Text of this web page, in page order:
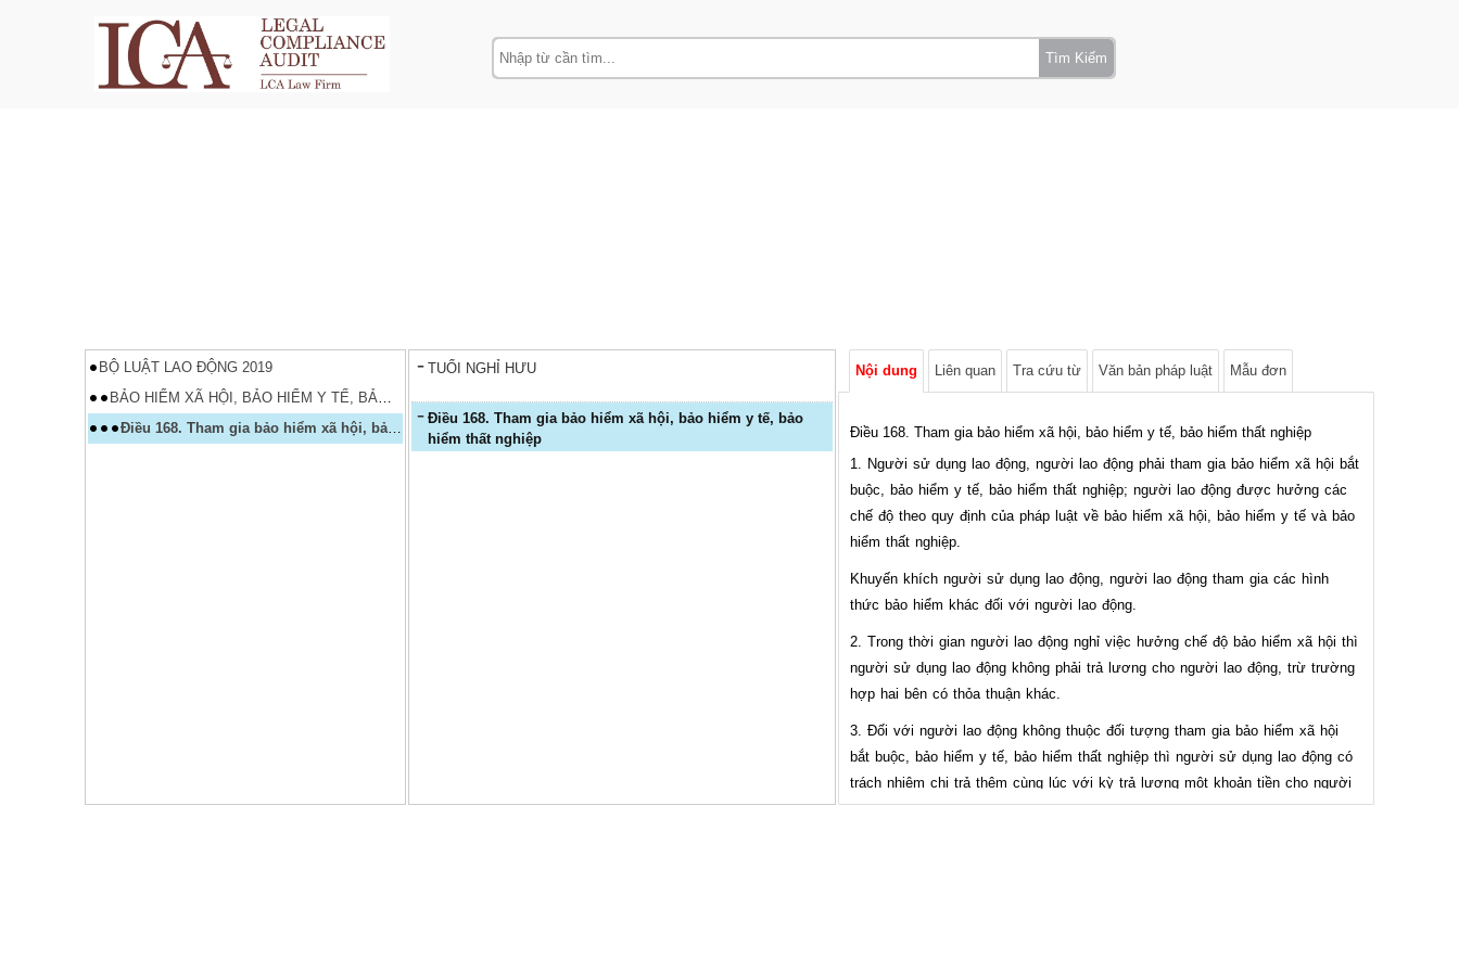
Tìm Kiếm
BỘ LUẬT LAO ĐỘNG 2019
BẢO HIỂM XÃ HỘI, BẢO HIỂM Y TẾ, BẢO HIỂM THẤT NGHIỆP
Điều 168. Tham gia bảo hiểm xã hội, bảo hiểm y tế, bảo hiểm thất nghiệp
TUỔI NGHỈ HƯU
Điều 168. Tham gia bảo hiểm xã hội, bảo hiểm y tế, bảo
hiểm thất nghiệp
Nội dung Liên quan Tra cứu từ Văn bản pháp luật Mẫu đơn
Điều 168. Tham gia bảo hiểm xã hội, bảo hiểm y tế, bảo hiểm thất nghiệp
1. Người sử dụng lao động, người lao động phải tham gia bảo hiểm xã hội bắt
buộc, bảo hiểm y tế, bảo hiểm thất nghiệp; người lao động được hưởng các
chế độ theo quy định của pháp luật về bảo hiểm xã hội, bảo hiểm y tế và bảo
hiểm thất nghiệp.
Khuyến khích người sử dụng lao động, người lao động tham gia các hình
thức bảo hiểm khác đối với người lao động.
2. Trong thời gian người lao động nghỉ việc hưởng chế độ bảo hiểm xã hội thì
người sử dụng lao động không phải trả lương cho người lao động, trừ trường
hợp hai bên có thỏa thuận khác.
3. Đối với người lao động không thuộc đối tượng tham gia bảo hiểm xã hội
bắt buộc, bảo hiểm y tế, bảo hiểm thất nghiệp thì người sử dụng lao động có
trách nhiệm chi trả thêm cùng lúc với kỳ trả lương một khoản tiền cho người
lao động tương đương với mức người sử dụng lao động đóng bảo hiểm xã